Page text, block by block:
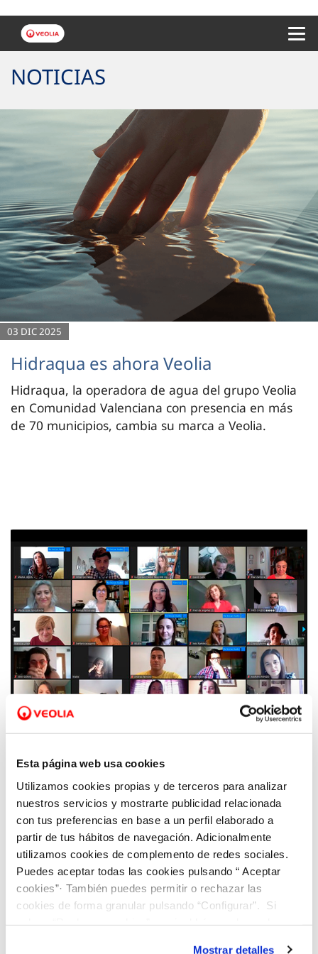
Esta página web usa cookies
Utilizamos cookies propias y de terceros para analizar
nuestros servicios y mostrarte publicidad relacionada
con tus preferencias en base a un perfil elaborado a
partir de tus hábitos de navegación. Adicionalmente
utilizamos cookies de complemento de redes sociales.
Puedes aceptar todas las cookies pulsando “ Aceptar
cookies”· También puedes permitir o rechazar las
cookies de forma granular pulsando “Configurar”. Si
Mostrar detalles
NOTICIAS
03 DIC 2025
Hidraqua es ahora Veolia
Hidraqua, la operadora de agua del grupo Veolia
en Comunidad Valenciana con presencia en más
de 70 municipios, cambia su marca a Veolia.
17 JUN 2020
March de Alicante por la implicación de su
profesorado